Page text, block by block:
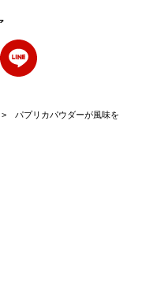
パプリカパウダーが風味を